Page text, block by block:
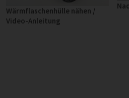
Wärmflaschenhülle nähen /
Video-Anleitung